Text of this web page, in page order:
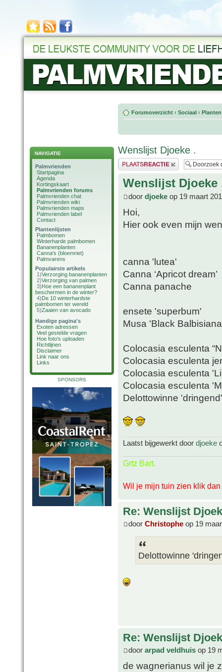
NAVIGATIE
Palmvrienden
Startpagina
Agenda
Kortingskaart
Palmvrienden forums
Palmvrienden chat
Palmvrienden wiki
Palmvrienden maps
Palmvrienden label
Contact
Plantenlijsten
Palmbomen
Winterharde palmbomen
Bananenplanten
Canna's (bloemriet)
Palmvarens
Populairste artikels
1)Verzorging bananenplanten
2)Verzorging van palmen
3)Hoe een bananenplant
beschermen in de winter?
4)De 10 winterhardste
palmbomen ter wereld
5)Zaaien van avocado
Handige pagina's
Exoten adressen
Veel gestelde vragen
Hoe foto's uploaden
Richtlijnen
Disclaimer
Link naar ons
Links
SPONSORS
Forumoverzicht ‹ Sociaal ‹
Wenslijst Djoeke .
Plaats een reactie
Wenslijst Djoeke
door djoeke op 19 maart
Hoi,
Hier ook even mijn
canna 'lutea'
Canna ‘Apricot dream’
Canna panache
ensete 'superbum'
Musa 'Black
Colocasia esculenta
Colocasia esculenta
Colocasia esculenta
Colocasia esculenta
Delottowinne
Laatst bijgewerkt door djoeke
Grtz Bart.
Wil je mijn tuin zien klik dan
Re: Wenslijst
door Christophe op 19
Delottowinne
Re: Wenslijst
door arpad veldhuis op 19
de wagnerianus wil je